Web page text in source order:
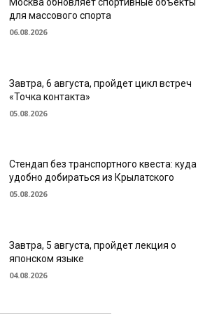
для массового спорта
06.08.2026
Завтра, 6 августа, пройдет цикл встреч
«Точка контакта»
05.08.2026
Стендап без транспортного квеста: куда
удобно добираться из Крылатского
05.08.2026
Завтра, 5 августа, пройдет лекция о
японском языке
04.08.2026